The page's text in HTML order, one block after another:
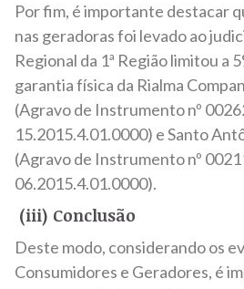
Por fim, é importante destacar
nas geradoras foi levado ao
Regional da 1ª Região limitou a
garantia física da Rialma
(Agravo de Instrumento nº
15.2015.4.01.0000) e Santo
(Agravo de Instrumento nº
06.2015.4.01.0000).
(iii) Conclusão
Deste modo, considerando os
Consumidores e Geradores, é